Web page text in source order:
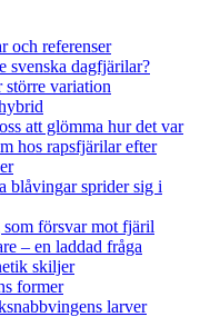
och referenser
svenska dagfjärilar?
större variation
att glömma hur det var
hos rapsfjärilar efter
blåvingar sprider sig i
försvar mot fjäril
– en laddad fråga
skiljer
former
larver